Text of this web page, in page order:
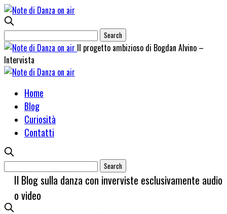
Il progetto ambizioso di Bogdan Alvino –
Intervista
Home
Blog
Curiosità
Contatti
Il Blog sulla danza con inverviste esclusivamente audio
o video